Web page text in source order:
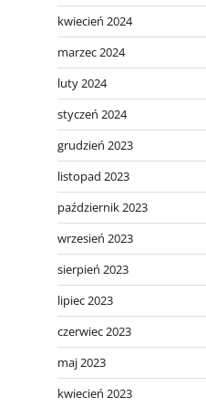
kwiecień 2024
marzec 2024
luty 2024
styczeń 2024
grudzień 2023
listopad 2023
październik 2023
wrzesień 2023
sierpień 2023
lipiec 2023
czerwiec 2023
maj 2023
kwiecień 2023